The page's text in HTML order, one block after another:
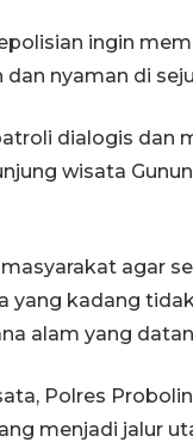
ingin
dan nyaman di
dialogis dan
wisata
agar
yang kadang
alam yang
Polres
menjadi jalur